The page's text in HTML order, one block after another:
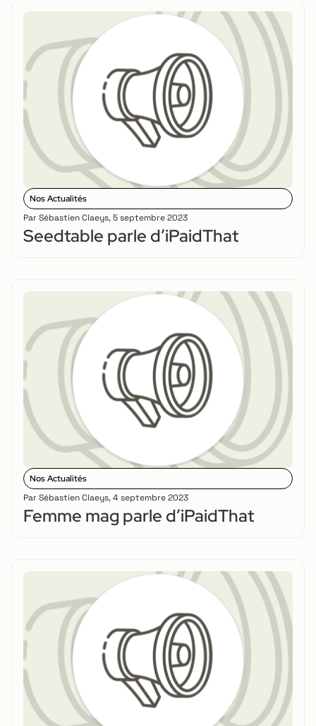
Nos Actualités
Par Sébastien Claeys,5 septembre 2023
Seedtable parle d’iPaidThat
Nos Actualités
Par Sébastien Claeys,4 septembre 2023
Femme mag parle d’iPaidThat